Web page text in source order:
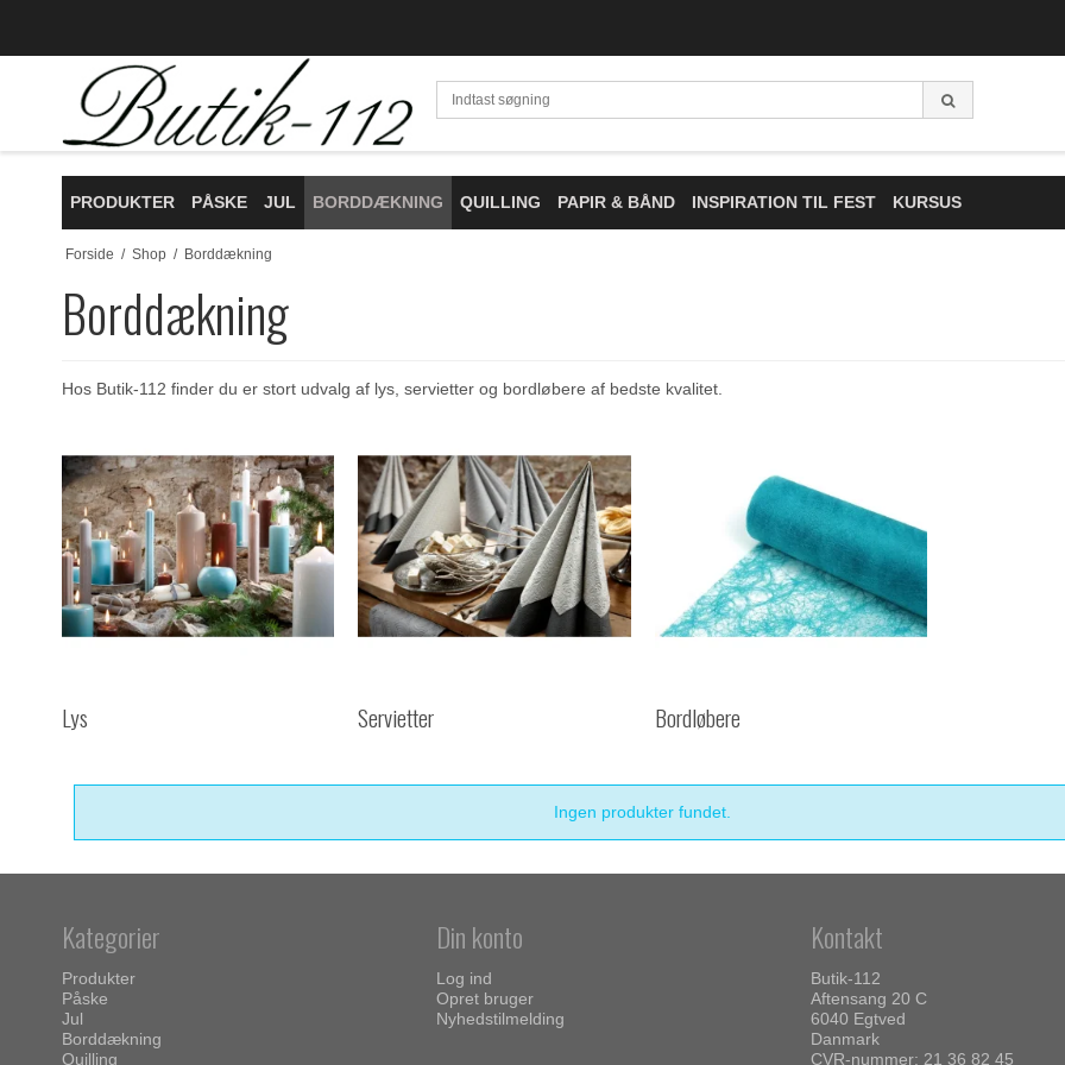
PRODUKTER PÅSKE JUL BORDDÆKNING QUILLING PAPIR & BÅND INSPIRATION TIL FEST KURSUS
Forside / Shop / Borddækning
Borddækning
Hos Butik-112 finder du er stort udvalg af lys, servietter og bordløbere af bedste kvalitet.
Lys Servietter Bordløbere
Ingen produkter fundet.
Kategorier
Produkter
Påske
Jul
Borddækning
Quilling
Din konto
Log ind
Opret bruger
Nyhedstilmelding
Kontakt
Butik-112
Aftensang 20 C
6040 Egtved
Danmark
CVR-nummer: 21 36 82 45